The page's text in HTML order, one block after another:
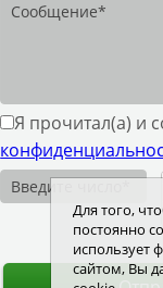
Я прочитал(а) и
Для того,
постоянно
использует
сайтом, Вы